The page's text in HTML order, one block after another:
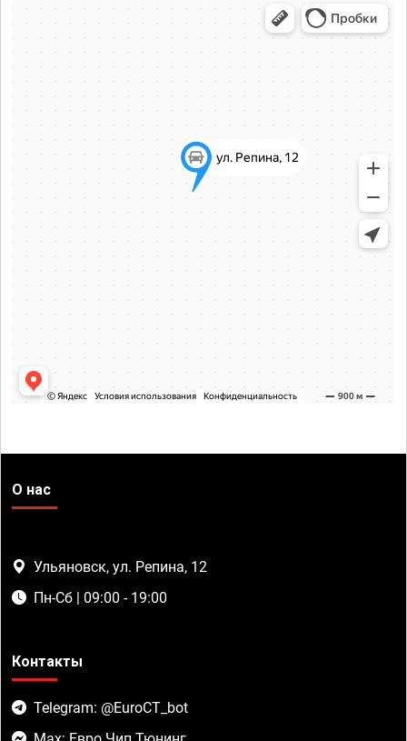
О нас
Ульяновск, ул. Репина, 12
Пн-Сб | 09:00 - 19:00
Контакты
Telegram: @EuroCT_bot